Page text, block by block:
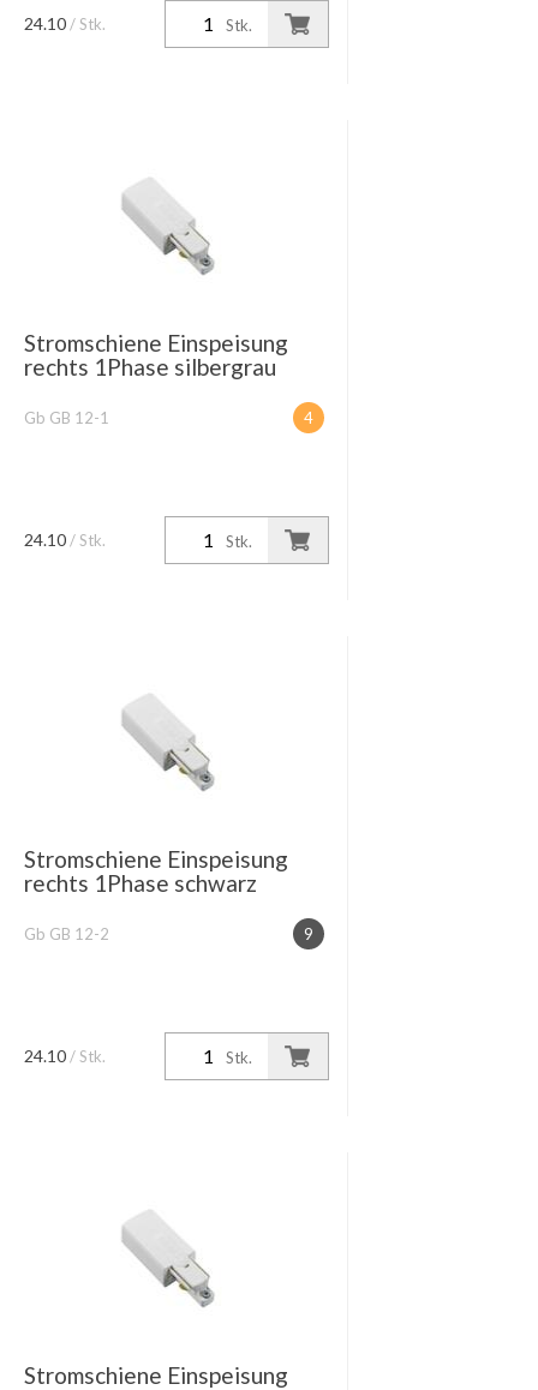
Stk.
24.10 / Stk.
Stromschiene Einspeisung
rechts 1Phase silbergrau
4
Gb GB 12-1
Stk.
24.10 / Stk.
Stromschiene Einspeisung
rechts 1Phase schwarz
9
Gb GB 12-2
Stk.
24.10 / Stk.
Stromschiene Einspeisung